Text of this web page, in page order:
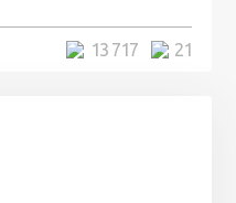
21
13 717